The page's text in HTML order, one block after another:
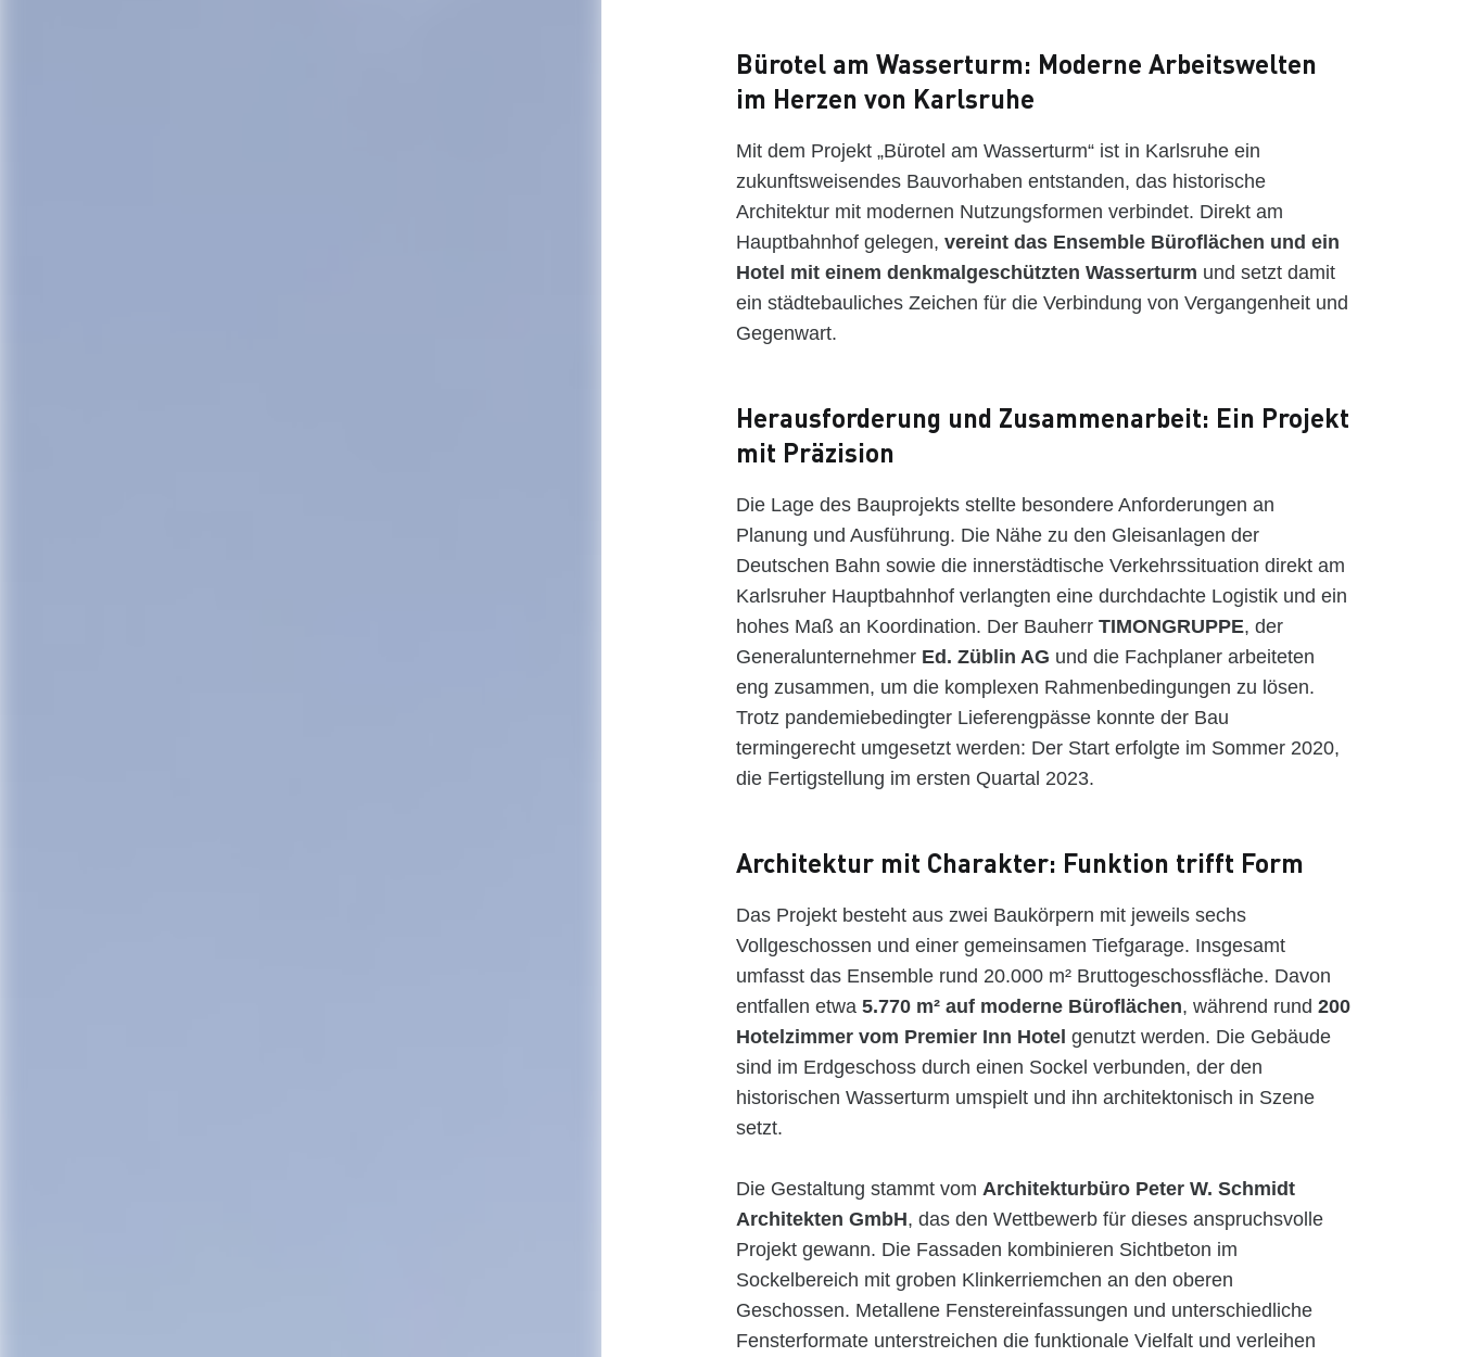
Bürotel am Wasserturm: Moderne Arbeitswelten
im Herzen von Karlsruhe
Mit dem Projekt „Bürotel am Wasserturm“ ist in Karlsruhe ein
zukunftsweisendes Bauvorhaben entstanden, das historische
Architektur mit modernen Nutzungsformen verbindet. Direkt am
Hauptbahnhof gelegen, vereint das Ensemble Büroflächen und ein
Hotel mit einem denkmalgeschützten Wasserturm und setzt damit
ein städtebauliches Zeichen für die Verbindung von Vergangenheit und
Gegenwart.
Herausforderung und Zusammenarbeit: Ein Projekt
mit Präzision
Die Lage des Bauprojekts stellte besondere Anforderungen an
Planung und Ausführung. Die Nähe zu den Gleisanlagen der
Deutschen Bahn sowie die innerstädtische Verkehrssituation direkt am
Karlsruher Hauptbahnhof verlangten eine durchdachte Logistik und ein
hohes Maß an Koordination. Der BauherrTIMONGRUPPE, der
GeneralunternehmerEd. Züblin AG und die Fachplaner arbeiteten
eng zusammen, um die komplexen Rahmenbedingungen zu lösen.
Trotz pandemiebedingter Lieferengpässe konnte der Bau
termingerecht umgesetzt werden: Der Start erfolgte im Sommer 2020,
die Fertigstellung im ersten Quartal 2023.
Architektur mit Charakter: Funktion trifft Form
Das Projekt besteht aus zwei Baukörpern mit jeweils sechs
Vollgeschossen und einer gemeinsamen Tiefgarage. Insgesamt
umfasst das Ensemble rund 20.000 m² Bruttogeschossfläche. Davon
entfallen etwa5.770 m² auf moderne Büroflächen, während rund 200
Hotelzimmer vom Premier Inn Hotel genutzt werden. Die Gebäude
sind im Erdgeschoss durch einen Sockel verbunden, der den
historischen Wasserturm umspielt und ihn architektonisch in Szene
setzt.
Die Gestaltung stammt vom Architekturbüro Peter W. Schmidt
Architekten GmbH, das den Wettbewerb für dieses anspruchsvolle
Projekt gewann. Die Fassaden kombinieren Sichtbeton im
Sockelbereich mit groben Klinkerriemchen an den oberen
Geschossen. Metallene Fenstereinfassungen und unterschiedliche
Fensterformate unterstreichen die funktionale Vielfalt und verleihen